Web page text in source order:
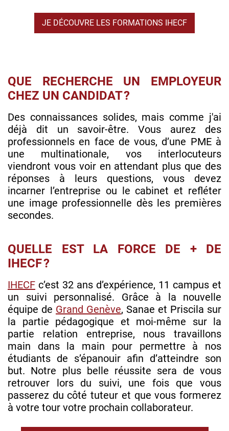
JE DÉCOUVRE LES FORMATIONS IHECF
QUE RECHERCHE UN EMPLOYEUR
CHEZ UN CANDIDAT ?
Des connaissances solides, mais comme j'ai
déjà dit un savoir-être. Vous aurez des
professionnels en face de vous, d’une PME à
une multinationale, vos interlocuteurs
viendront vous voir en attendant plus que des
réponses à leurs questions, vous devez
incarner l’entreprise ou le cabinet et refléter
une image professionnelle dès les premières
secondes.
QUELLE EST LA FORCE DE + DE
IHECF ?
IHECF c’est 32 ans d’expérience, 11 campus et
un suivi personnalisé. Grâce à la nouvelle
équipe de Grand Genève, Sanae et Priscila sur
la partie pédagogique et moi-même sur la
partie relation entreprise, nous travaillons
main dans la main pour permettre à nos
étudiants de s’épanouir afin d’atteindre son
but. Notre plus belle réussite sera de vous
retrouver lors du suivi, une fois que vous
passerez du côté tuteur et que vous formerez
à votre tour votre prochain collaborateur.